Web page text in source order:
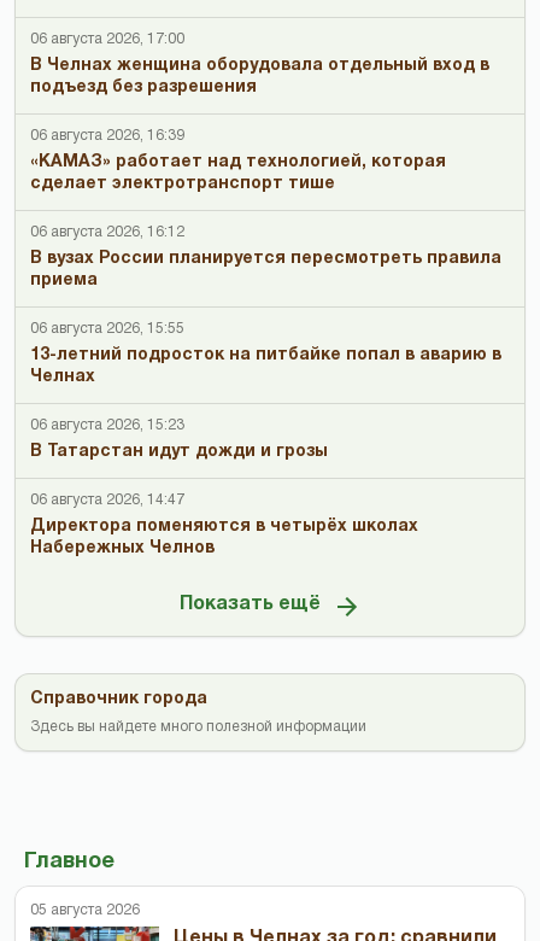
06 августа 2026, 17:00
В Челнах женщина оборудовала отдельный вход в
подъезд без разрешения
06 августа 2026, 16:39
«КАМАЗ» работает над технологией, которая
сделает электротранспорт тише
06 августа 2026, 16:12
В вузах России планируется пересмотреть правила
приема
06 августа 2026, 15:55
13-летний подросток на питбайке попал в аварию в
Челнах
06 августа 2026, 15:23
В Татарстан идут дожди и грозы
06 августа 2026, 14:47
Директора поменяются в четырёх школах
Набережных Челнов
Показать ещё
Справочник города
Здесь вы найдете много полезной информации
Главное
05 августа 2026